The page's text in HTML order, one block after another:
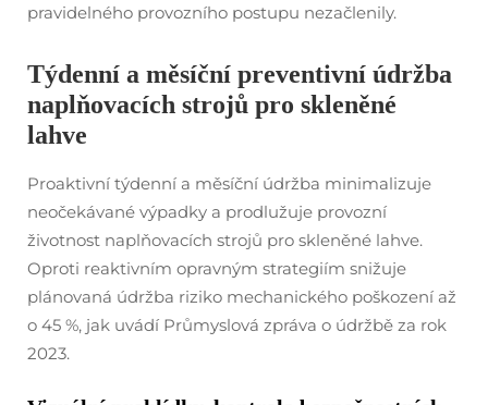
pravidelného provozního postupu nezačlenily.
Týdenní a měsíční preventivní údržba
naplňovacích strojů pro skleněné
lahve
Proaktivní týdenní a měsíční údržba minimalizuje
neočekávané výpadky a prodlužuje provozní
životnost naplňovacích strojů pro skleněné lahve.
Oproti reaktivním opravným strategiím snižuje
plánovaná údržba riziko mechanického poškození až
o 45 %, jak uvádí Průmyslová zpráva o údržbě za rok
2023.